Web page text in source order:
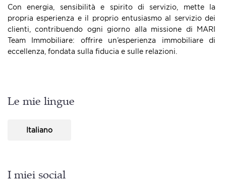
Con energia, sensibilità e spirito di servizio, mette la
propria esperienza e il proprio entusiasmo al servizio dei
clienti, contribuendo ogni giorno alla missione di MARI
Team Immobiliare: offrire un’esperienza immobiliare di
eccellenza, fondata sulla fiducia e sulle relazioni.
Le mie lingue
Italiano
I miei social